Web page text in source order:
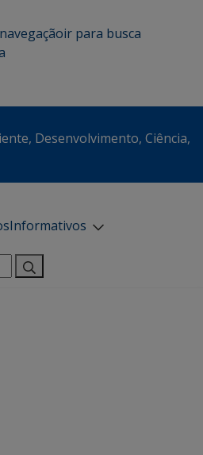
ir para busca
Desenvolvimento, Ciência,
Informativos